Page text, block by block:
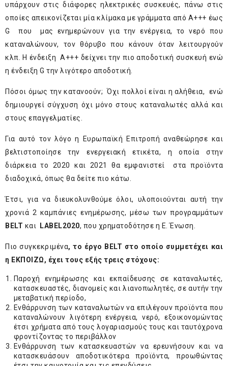
υπάρχουν στις διάφορες ηλεκτρικές συσκευές, πάνω στις
οποίες απεικονίζεται μία κλίμακα με γράμματα από Α+++ έως
G που μας ενημερώνουν για την ενέργεια, το νερό που
καταναλώνουν, τον θόρυβο που κάνουν όταν λειτουργούν
κλπ. Η ένδειξη Α+++ δείχνει την πιο αποδοτική συσκευή ενώ
η ένδειξη G την λιγότερο αποδοτική.
Πόσοι όμως την κατανοούν; Όχι πολλοί είναι η αλήθεια, ενώ
δημιουργεί σύγχυση όχι μόνο στους καταναλωτές αλλά και
στους επαγγελματίες.
Για αυτό τον λόγο η Ευρωπαϊκή Επιτροπή αναθεώρησε και
βελτιστοποίησε την ενεργειακή ετικέτα, η οποία στην
διάρκεια το 2020 και 2021 θα εμφανιστεί στα προϊόντα
διαδοχικά, όπως θα δείτε πιο κάτω.
Έτσι, για να διευκολυνθούμε όλοι, υλοποιούνται αυτή την
χρονιά 2 καμπάνιες ενημέρωσης, μέσω των προγραμμάτων
BELT και LABEL2020, που χρηματοδότησε η Ε. Ένωση.
Πιο συγκεκριμένα, το έργο BELT στο οποίο συμμετέχει και
η ΕΚΠΟΙΖΩ, έχει τους εξής τρεις στόχους:
Παροχή ενημέρωσης και εκπαίδευσης σε καταναλωτές,
κατασκευαστές, διανομείς και λιανοπωλητές, σε αυτήν την
μεταβατική περίοδο,
Ενθάρρυνση των καταναλωτών να επιλέγουν προϊόντα που
καταναλώνουν λιγότερη ενέργεια, νερό, εξοικονομώντας
έτσι χρήματα από τους λογαριασμούς τους και ταυτόχρονα
φροντίζοντας το περιβάλλον
Ενθάρρυνση των κατασκευαστών να ερευνήσουν και να
κατασκευάσουν αποδοτικότερα προϊόντα, προωθώντας